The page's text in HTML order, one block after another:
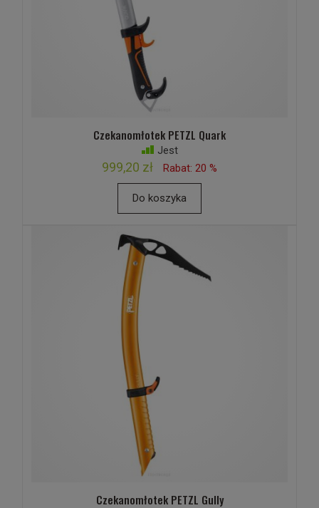
Czekanomłotek PETZL Quark
Jest
999,20 zł Rabat: 20 %
Do koszyka
Czekanomłotek PETZL Gully